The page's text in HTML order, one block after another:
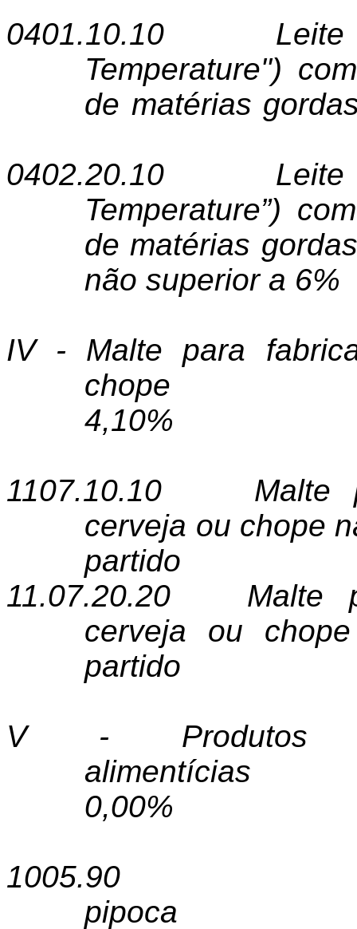
0401.10.10
Temperature")
de matérias
0402.20.10
Temperature”)
de matérias
não superior a 6%
IV - Malte para
chope
4,10%
1107.10.10
Malte
cerveja ou chope
partido
11.07.20.20
Malte
cerveja ou
partido
V - Produtos e
alimentícias
0,00%
1005.90
pipoca